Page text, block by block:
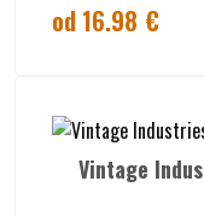
od 16.98 €
Vintage